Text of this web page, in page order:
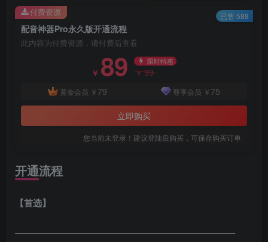
配音神器Pro永久版开通流程
此内容为付费资源，请付费后查看
￥ 89 限时特惠
￥99
黄金会员 ￥ 79 尊享会员 ￥ 75
立即购买
您当前未登录！建议登陆后购买，可保存购买订单
付费资源 已售 588
开通流程
【首选】
————————————————————————–